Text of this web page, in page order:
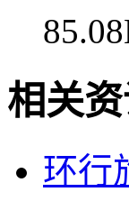
相关
环行